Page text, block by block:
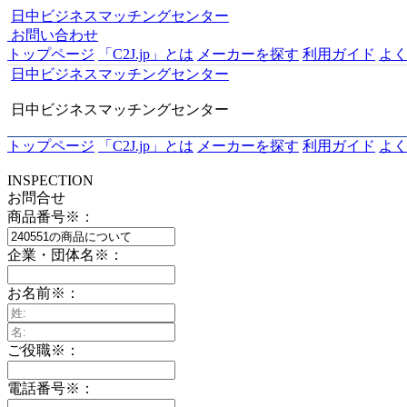
日中ビジネスマッチングセンター
お問い合わせ
トップページ
「C2J.jp」とは メーカーを探す 利用ガイド よ
日中ビジネスマッチングセンター
日中ビジネスマッチングセンター
トップページ 「C2J.jp」とは メーカーを探す 利用ガイド よ
INSPECTION
お問合せ
商品番号※ ：
企業・団体名 ※ ：
お名前※ ：
ご役職※ ：
電話番号※ ：